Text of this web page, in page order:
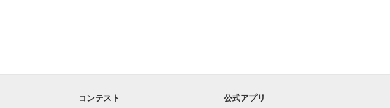
コンテスト 公式アプリ